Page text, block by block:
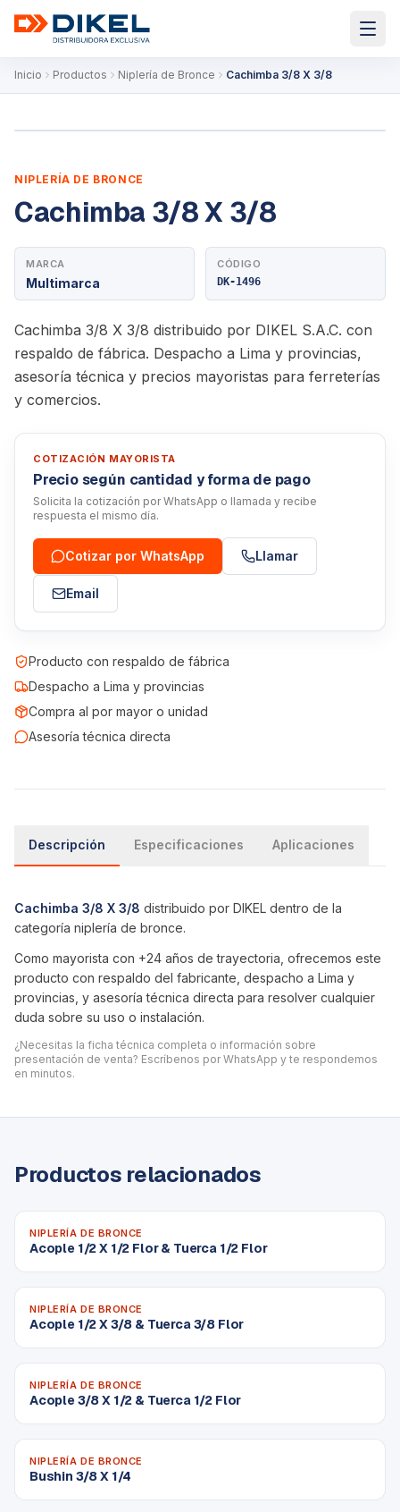
Inicio Productos Niplería de Bronce Cachimba 3/8 X 3/8
NIPLERÍA DE BRONCE
Cachimba 3/8 X 3/8
MARCA
Multimarca
CÓDIGO
DK-1496
Cachimba 3/8 X 3/8 distribuido por DIKEL S.A.C. con
respaldo de fábrica. Despacho a Lima y provincias,
asesoría técnica y precios mayoristas para ferreterías
y comercios.
COTIZACIÓN MAYORISTA
Precio según cantidad y forma de pago
Solicita la cotización por WhatsApp o llamada y recibe
respuesta el mismo día.
Cotizar por WhatsApp Llamar
Email
Producto con respaldo de fábrica
Despacho a Lima y provincias
Compra al por mayor o unidad
Asesoría técnica directa
Descripción Especificaciones Aplicaciones
Cachimba 3/8 X 3/8 distribuido por DIKEL dentro de la
categoría niplería de bronce.
Como mayorista con +24 años de trayectoria, ofrecemos este
producto con respaldo del fabricante, despacho a Lima y
provincias, y asesoría técnica directa para resolver cualquier
duda sobre su uso o instalación.
¿Necesitas la ficha técnica completa o información sobre
presentación de venta? Escríbenos por WhatsApp y te respondemos
en minutos.
Productos relacionados
NIPLERÍA DE BRONCE
Acople 1/2 X 1/2 Flor & Tuerca 1/2 Flor
NIPLERÍA DE BRONCE
Acople 1/2 X 3/8 & Tuerca 3/8 Flor
NIPLERÍA DE BRONCE
Acople 3/8 X 1/2 & Tuerca 1/2 Flor
NIPLERÍA DE BRONCE
Bushin 3/8 X 1/4